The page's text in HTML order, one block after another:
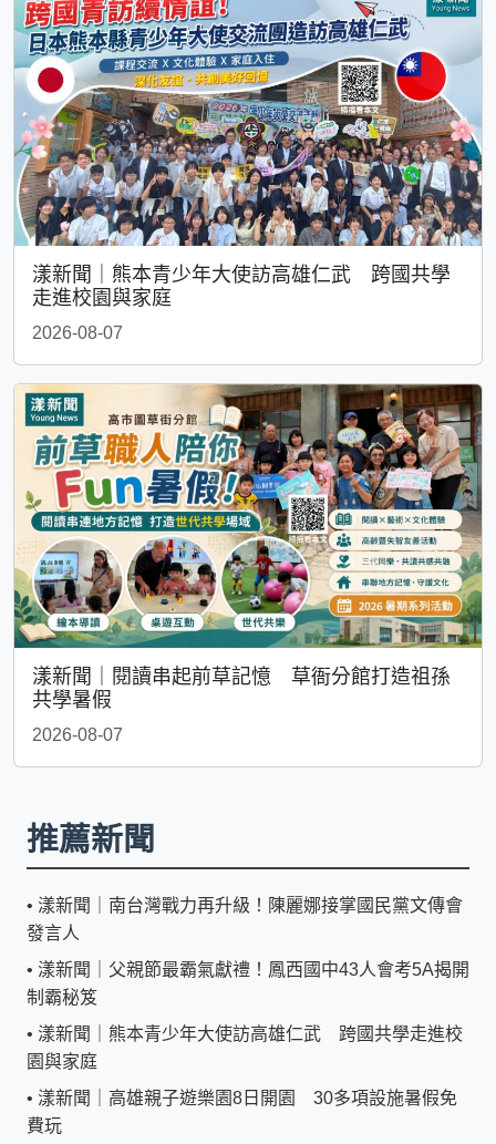
漾新聞｜熊本青少年大使訪高雄仁武 跨國共學
走進校園與家庭
2026-08-07
漾新聞｜閱讀串起前草記憶 草衙分館打造祖孫
共學暑假
2026-08-07
推薦新聞
• 漾新聞｜南台灣戰力再升級！陳麗娜接掌國民黨文傳會
發言人
• 漾新聞｜父親節最霸氣獻禮！鳳西國中43人會考5A揭開
制霸秘笈
• 漾新聞｜熊本青少年大使訪高雄仁武 跨國共學走進校
園與家庭
• 漾新聞｜高雄親子遊樂園8日開園 30多項設施暑假免
費玩